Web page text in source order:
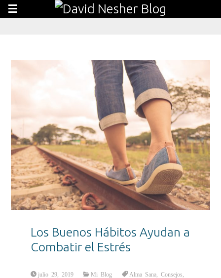
Los Buenos Hábitos Ayudan a
Combatir el Estrés
julio 29, 2019 Mi Blog Alma Sana ,Consejos